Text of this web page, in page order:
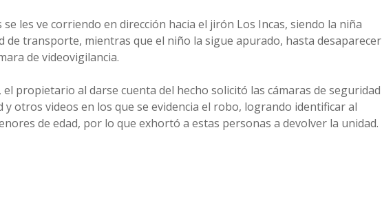
se les ve corriendo en dirección hacia el jirón Los Incas, siendo la niña
de transporte, mientras que el niño la sigue apurado, hasta desaparecer
de videovigilancia.
el propietario al darse cuenta del hecho solicitó las cámaras de seguridad
y otros videos en los que se evidencia el robo, logrando identificar al
de edad, por lo que exhortó a estas personas a devolver la unidad.